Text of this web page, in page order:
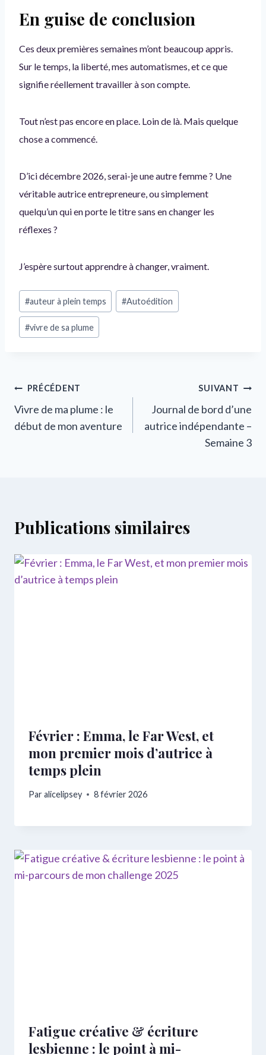
En guise de conclusion
Ces deux premières semaines m’ont beaucoup appris.
Sur le temps, la liberté, mes automatismes, et ce que
signifie réellement travailler à son compte.
Tout n’est pas encore en place. Loin de là. Mais quelque
chose a commencé.
D’ici décembre 2026, serai-je une autre femme ? Une
véritable autrice entrepreneure, ou simplement
quelqu’un qui en porte le titre sans en changer les
réflexes ?
J’espère surtout apprendre à changer, vraiment.
Étiquettes
de
la
#auteur à plein temps #Autoédition
#vivre de sa plume
Navigation
de
PRÉCÉDENT
Vivre de ma plume : le
début de mon aventure
SUIVANT
Journal de bord d’une
autrice indépendante –
Semaine 3
Publications similaires
Février : Emma, le Far West, et
mon premier mois d’autrice à
temps plein
Paralicelipsey 8 février 2026
Fatigue créative & écriture
lesbienne : le point à mi-